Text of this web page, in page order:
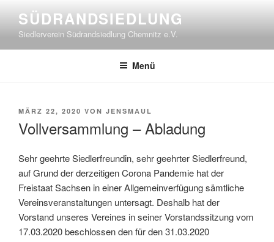
Inhalt
springen
SÜDRANDSIEDLUNG
Siedlerverein Südrandsiedlung Chemnitz e.V.
Menü
VERÖFFENTLICHT
MÄRZ 22, 2020 VON JENSMAUL
Vollversammlung – Abladung
Sehr geehrte Siedlerfreundin, sehr geehrter Siedlerfreund,
auf Grund der derzeitigen Corona Pandemie hat der
Freistaat Sachsen in einer Allgemeinverfügung sämtliche
Vereinsveranstaltungen untersagt. Deshalb hat der
Vorstand unseres Vereines in seiner Vorstandssitzung vom
17.03.2020 beschlossen den für den 31.03.2020